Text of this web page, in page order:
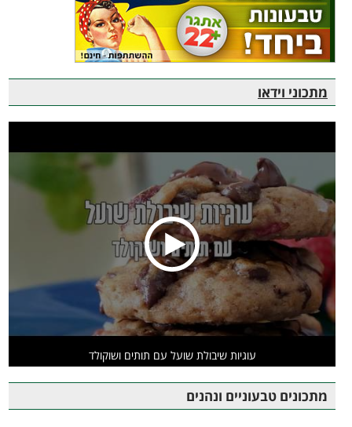
מתכוני וידאו
עוגיות שיבולת שועל עם תותים ושוקולד
מתכונים טבעוניים ונהנים